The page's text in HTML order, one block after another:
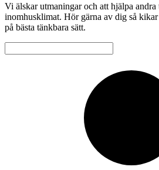
Vi älskar utmaningar och att hjälpa
inomhusklimat. Hör gärna av dig så
på bästa tänkbara sätt.